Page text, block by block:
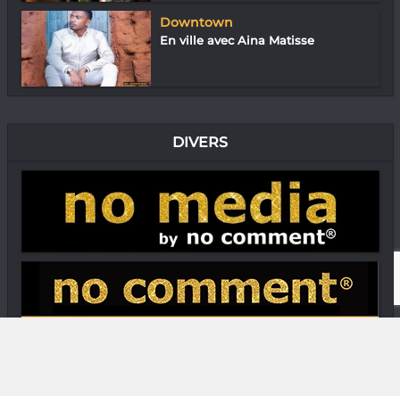
Downtown
En ville avec Aina Matisse
DIVERS